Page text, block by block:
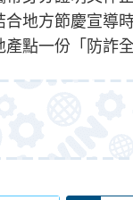
地方節慶宣導
點一份「防詐